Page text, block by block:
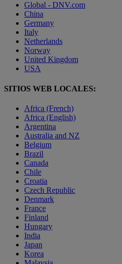
Global - DNV.com
China
Germany
Italy
Netherlands
Norway
United Kingdom
USA
SITIOS WEB LOCALES:
Africa (French)
Africa (English)
Argentina
Australia and NZ
Belgium
Brazil
Canada
Chile
Croatia
Czech Republic
Denmark
France
Finland
Hungary
India
Japan
Korea